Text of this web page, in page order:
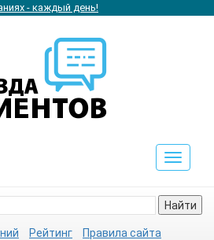
- каждый день!
Toggle
Найти
Рейтинг Правила сайта